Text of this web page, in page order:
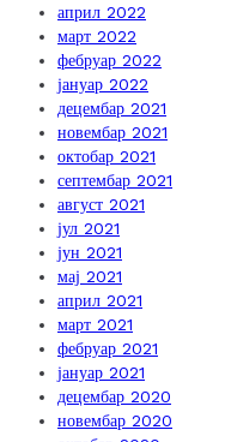
април 2022
март 2022
фебруар 2022
јануар 2022
децембар 2021
новембар 2021
октобар 2021
септембар 2021
август 2021
јул 2021
јун 2021
мај 2021
април 2021
март 2021
фебруар 2021
јануар 2021
децембар 2020
новембар 2020